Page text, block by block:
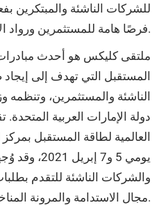
للشركات الناشئة والمبتكرين
فرصًا هامة للمستثمرين ورواد الأعمال.
ملتقى كليكس هو أحدث مبادرات
المستقبل التي تهدف إلى
الناشئة والمستثمرين، وتنظمه
دولة الإمارات العربية المتحدة.
العالمية لطاقة المستقبل
يومي 5 و7
والشركات الناشئة للتقدم
مجال الاستدامة والمرونة المناخية.